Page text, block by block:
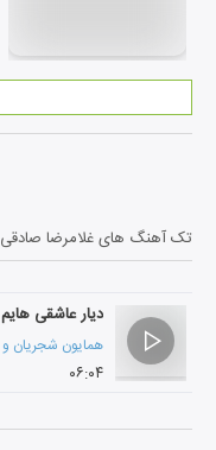
تک آهنگ هایغلامرضا صادقی
دیار عاشقی هایم
همایون شجریان و
۰۶:۰۴